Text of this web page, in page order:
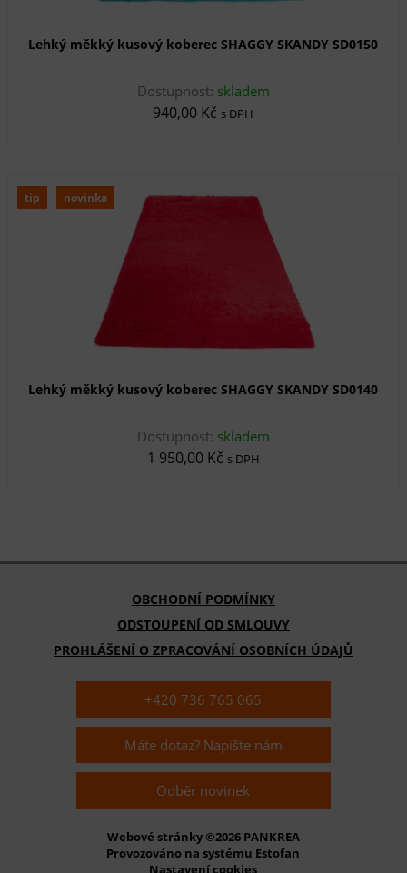
Lehký měkký kusový koberec SHAGGY SKANDY SD0150
Dostupnost: skladem
940,00 Kč s DPH
tip novinka
Lehký měkký kusový koberec SHAGGY SKANDY SD0140
Dostupnost: skladem
1 950,00 Kč s DPH
OBCHODNÍ PODMÍNKY
ODSTOUPENÍ OD SMLOUVY
PROHLÁŠENÍ O ZPRACOVÁNÍ OSOBNÍCH ÚDAJŮ
+420 736 765 065
Máte dotaz? Napište nám
Odběr novinek
Webové stránky ©2026 PANKREA
Provozováno na systému Estofan
Nastavení cookies